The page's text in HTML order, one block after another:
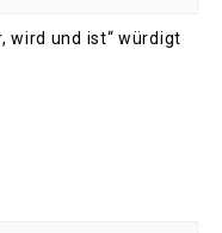
wird und ist“ würdigt